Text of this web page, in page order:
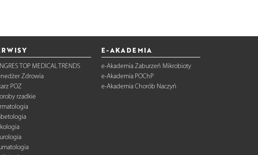
TOP MEDICAL TRENDS
Zdrowia
POZ
rzadkie
E-AKADEMIA
e-Akademia Zaburzeń Mikrobioty
e-Akademia POChP
e-Akademia Chorób Naczyń